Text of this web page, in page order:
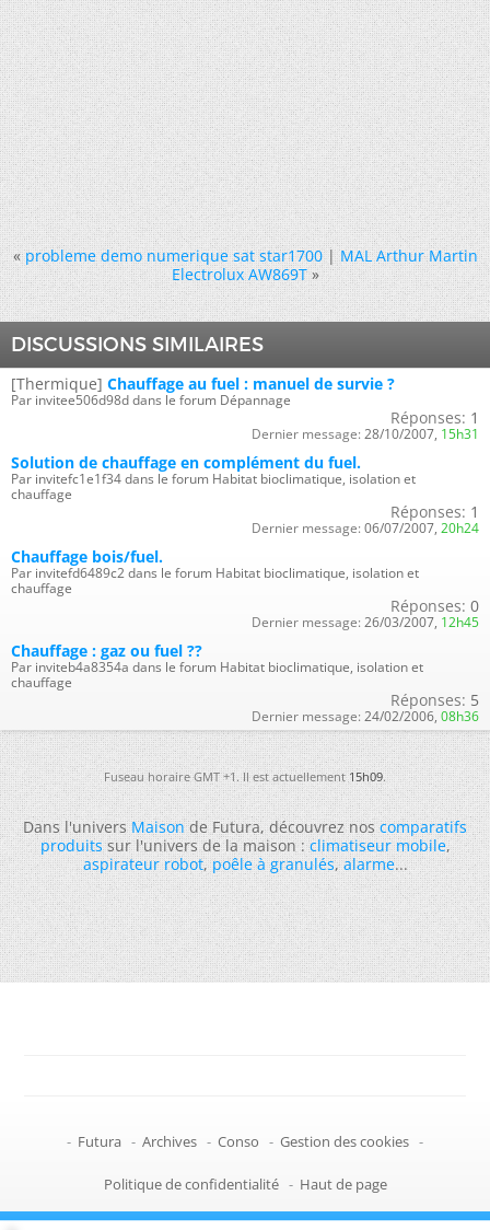
« probleme demo numerique sat star1700|MAL Arthur Martin
Electrolux AW869T »
DISCUSSIONS SIMILAIRES
[Thermique] Chauffage au fuel : manuel de survie ?
Par invitee506d98d dans le forum Dépannage
Réponses: 1
Dernier message: 28/10/2007, 15h31
Solution de chauffage en complément du fuel.
Par invitefc1e1f34 dans le forum Habitat bioclimatique, isolation et
chauffage
Réponses: 1
Dernier message: 06/07/2007, 20h24
Chauffage bois/fuel.
Par invitefd6489c2 dans le forum Habitat bioclimatique, isolation et
chauffage
Réponses: 0
Dernier message: 26/03/2007, 12h45
Chauffage : gaz ou fuel ??
Par inviteb4a8354a dans le forum Habitat bioclimatique, isolation et
chauffage
Réponses: 5
Dernier message: 24/02/2006, 08h36
Fuseau horaire GMT +1. Il est actuellement15h09.
Dans l'universMaisonde Futura, découvrez noscomparatifs
produitssur l'univers de la maison :climatiseur mobile,
aspirateur robot,poêle à granulés,alarme...
- Futura - Archives - Conso - Gestion des cookies -
Politique de confidentialité - Haut de page